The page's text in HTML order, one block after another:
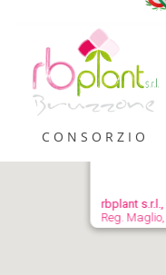
CONSORZIO
rbplant s.r.l.,
Reg.